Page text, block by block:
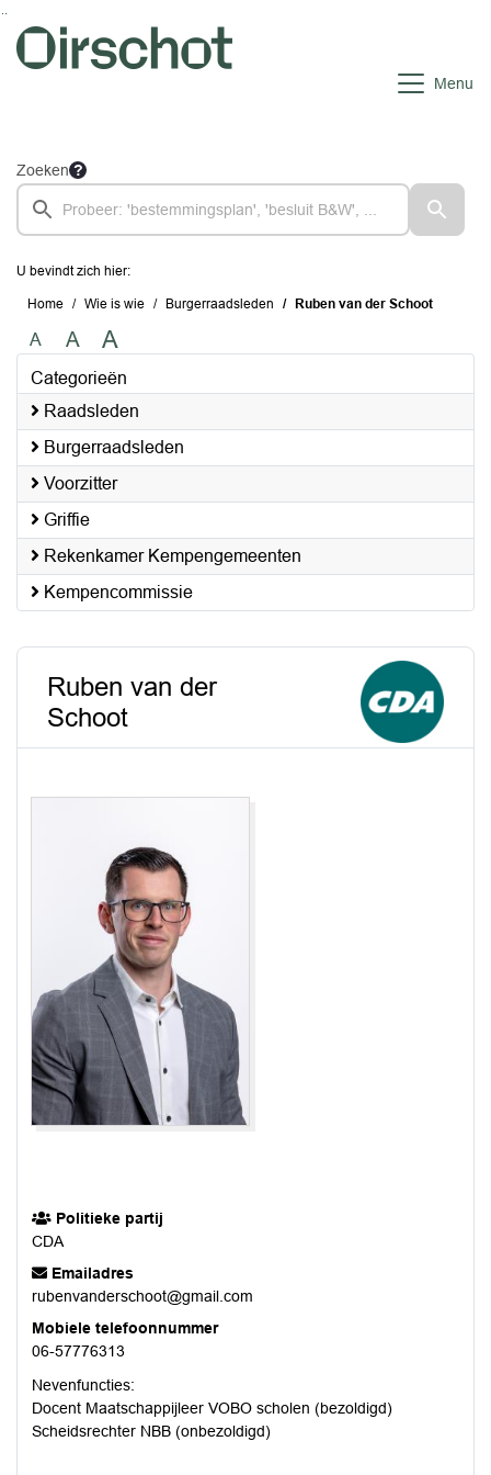
Ga naar de inhoud van deze pagina
Ga naar het zoeken
Ga naar het menu
Menu
Zoeken
U bevindt zich hier:
Home Wie is wie Burgerraadsleden Ruben van der Schoot
A A A
Categorieën
Raadsleden
Burgerraadsleden
Voorzitter
Griffie
Rekenkamer Kempengemeenten
Kempencommissie
Ruben van der
Schoot
Politieke partij
CDA
Emailadres
rubenvanderschoot@gmail.com
Mobiele telefoonnummer
06-57776313
Nevenfuncties:
Docent Maatschappijleer VOBO scholen (bezoldigd)
Scheidsrechter NBB (onbezoldigd)